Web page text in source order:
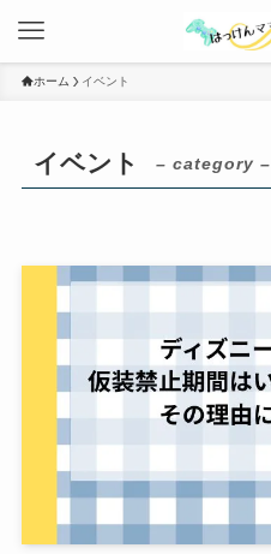
ホーム イベント
イベント – category –